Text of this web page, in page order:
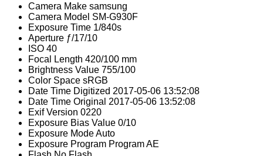
Camera Make samsung
Camera Model SM-G930F
Exposure Time 1/840s
Aperture ƒ/17/10
ISO 40
Focal Length 420/100 mm
Brightness Value 755/100
Color Space sRGB
Date Time Digitized 2017-05-06 13:52:08
Date Time Original 2017-05-06 13:52:08
Exif Version 0220
Exposure Bias Value 0/10
Exposure ModeAuto
Exposure Program Program AE